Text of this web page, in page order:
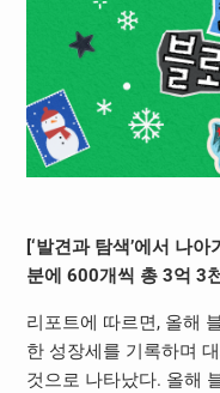
[‘발견과 탐색’에서 나
분에 600개씩 총 3억 3
리포트에 따르면, 올해
한 성장세를 기록하며
것으로 나타났다. 올해